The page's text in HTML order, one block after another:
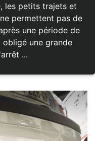
les petits trajets et
permettent pas de
une période de
une grande
...